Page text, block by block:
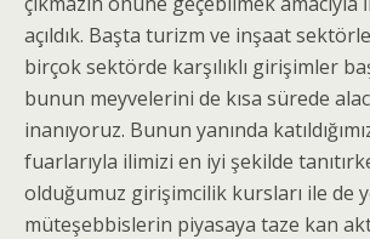
açıldık. Başta turizm ve inşaat
birçok sektörde karşılıklı girişimler
bunun meyvelerini de kısa sürede
inanıyoruz. Bunun yanında
fuarlarıyla ilimizi en iyi şekilde
olduğumuz girişimcilik kursları ile de
müteşebbislerin piyasaya taze kan